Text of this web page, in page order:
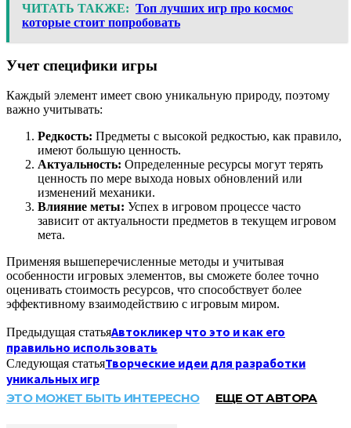
ЧИТАТЬ ТАКЖЕ: Топ лучших игр про космос
которые стоит попробовать
Учет специфики игры
Каждый элемент имеет свою уникальную природу, поэтому
важно учитывать:
Редкость: Предметы с высокой редкостью, как правило,
имеют большую ценность.
Актуальность: Определенные ресурсы могут терять
ценность по мере выхода новых обновлений или
изменений механики.
Влияние меты: Успех в игровом процессе часто
зависит от актуальности предметов в текущем игровом
мета.
Применяя вышеперечисленные методы и учитывая
особенности игровых элементов, вы сможете более точно
оценивать стоимость ресурсов, что способствует более
эффективному взаимодействию с игровым миром.
Предыдущая статьяАвтокликер что это и как его
правильно использовать
Следующая статьяТворческие идеи для разработки
уникальных игр
ЭТО МОЖЕТ БЫТЬ ИНТЕРЕСНО ЕЩЕ ОТ АВТОРА